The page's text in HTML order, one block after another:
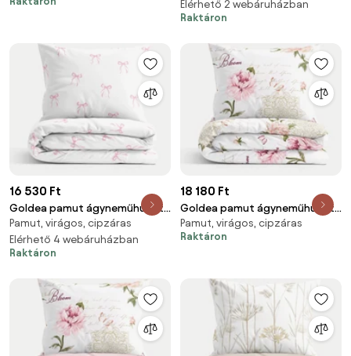
cm
70 x 90 cm
Elérhető 2 webáruházban
Raktáron
16 530 Ft
Goldea pamut ágyneműhuzat -
rózsaszín masnik 140 x 200 és
70 x 90 cm
Pamut, virágos, cipzáras
Elérhető 4 webáruházban
Raktáron
18 180 Ft
Goldea pamut ágyneműhuzat -
pünkösdirózsa mintás 150 x
200 és 50 x 60 cm
Pamut, virágos, cipzáras
Raktáron